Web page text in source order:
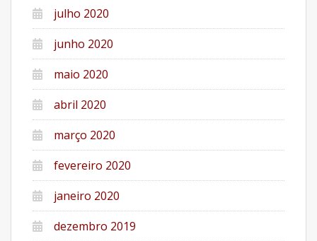
julho 2020
junho 2020
maio 2020
abril 2020
março 2020
fevereiro 2020
janeiro 2020
dezembro 2019